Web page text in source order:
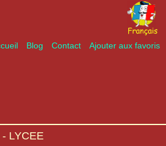
Blog Contact Ajouter aux favoris
LYCEE